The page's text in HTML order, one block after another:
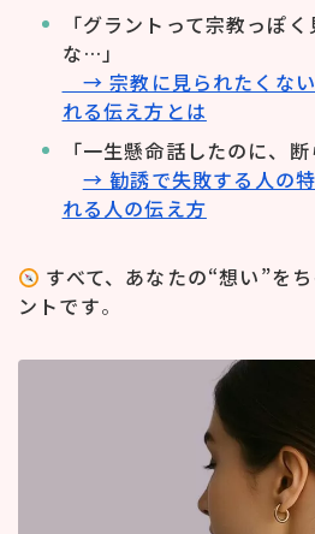
「グラントって宗教っぽ
な…」
→ 宗教に見られたくな
れる伝え方とは
「一生懸命話したのに、
→ 勧誘で失敗する人の
れる人の伝え方
すべて、あなたの“想い”を
ントです。